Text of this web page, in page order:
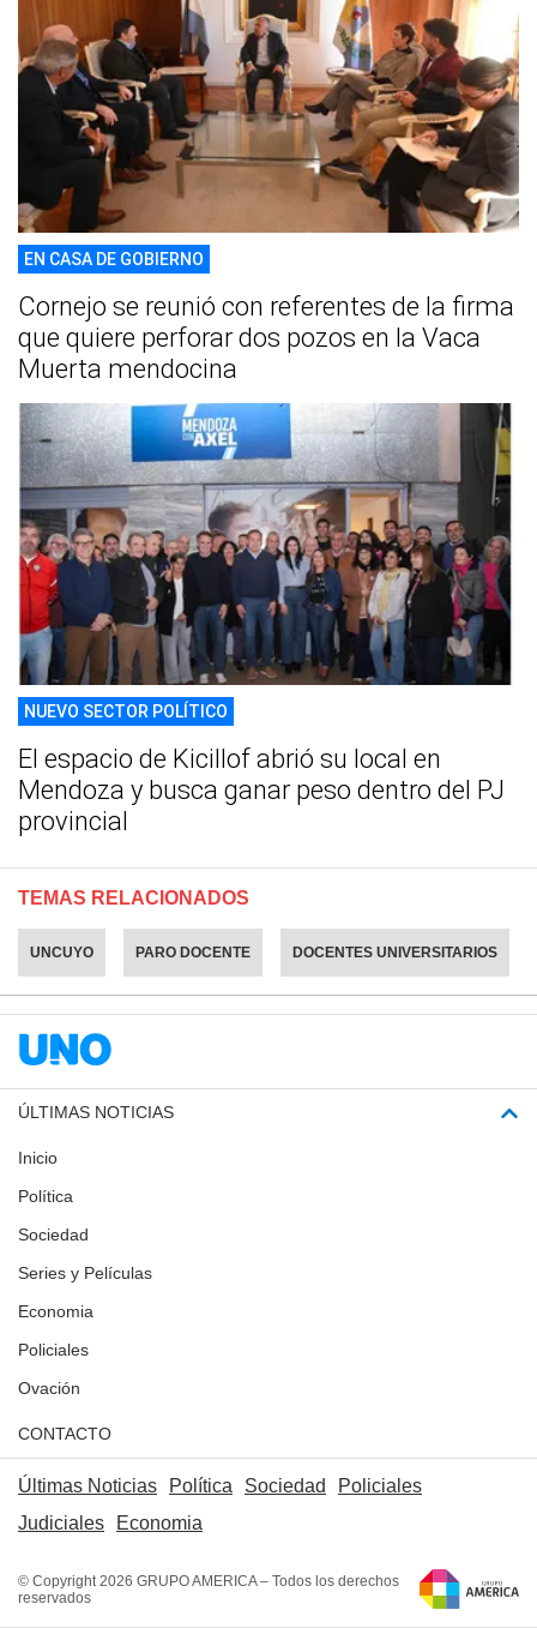
EN CASA DE GOBIERNO
Cornejo se reunió con referentes de la firma
que quiere perforar dos pozos en la Vaca
Muerta mendocina
NUEVO SECTOR POLÍTICO
El espacio de Kicillof abrió su local en
Mendoza y busca ganar peso dentro del PJ
provincial
TEMAS RELACIONADOS
UNCUYO PARO DOCENTE DOCENTES UNIVERSITARIOS
ÚLTIMAS NOTICIAS
Inicio
Política
Sociedad
Series y Películas
Economia
Policiales
Ovación
CONTACTO
Últimas Noticias Política Sociedad
Policiales
Judiciales
Economia
© Copyright 2026 GRUPO AMERICA – Todos los derechos
reservados